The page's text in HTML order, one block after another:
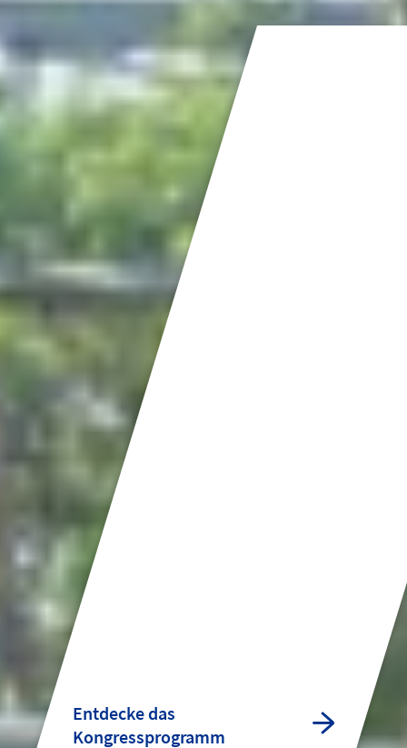
Entdecke das
Kongressprogramm